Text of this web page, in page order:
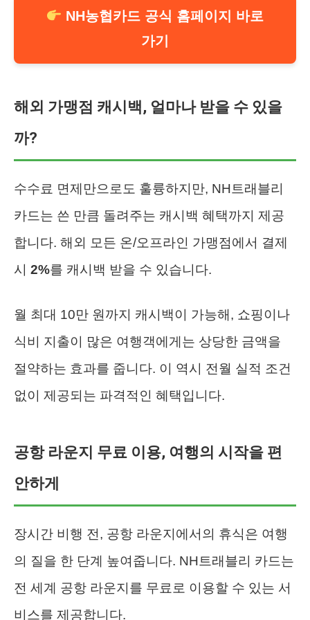
NH농협카드 공식 홈페이지 바로
가기
해외 가맹점 캐시백, 얼마나 받을 수 있을
까?
수수료 면제만으로도 훌륭하지만, NH트래블리
카드는 쓴 만큼 돌려주는 캐시백 혜택까지 제공
합니다. 해외 모든 온/오프라인 가맹점에서 결제
시 2%를 캐시백 받을 수 있습니다.
월 최대 10만 원까지 캐시백이 가능해, 쇼핑이나
식비 지출이 많은 여행객에게는 상당한 금액을
절약하는 효과를 줍니다. 이 역시 전월 실적 조건
없이 제공되는 파격적인 혜택입니다.
공항 라운지 무료 이용, 여행의 시작을 편
안하게
장시간 비행 전, 공항 라운지에서의 휴식은 여행
의 질을 한 단계 높여줍니다. NH트래블리 카드는
전 세계 공항 라운지를 무료로 이용할 수 있는 서
비스를 제공합니다.